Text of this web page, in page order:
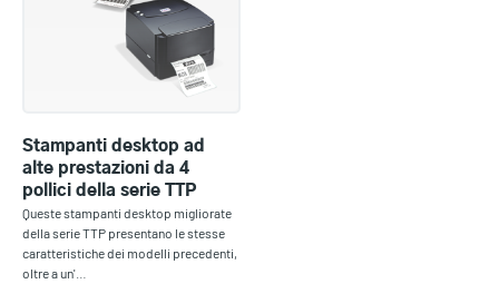
Stampanti desktop ad
alte prestazioni da 4
pollici della serie TTP
Queste stampanti desktop migliorate
della serie TTP presentano le stesse
caratteristiche dei modelli precedenti,
oltre a un'…